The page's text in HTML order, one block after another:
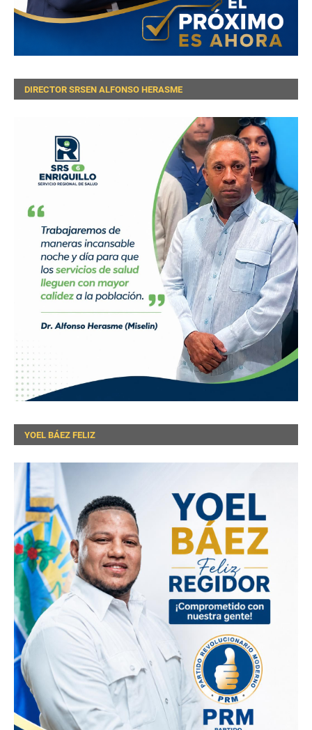
DIRECTOR SRSEN ALFONSO HERASME
YOEL BÁEZ FELIZ